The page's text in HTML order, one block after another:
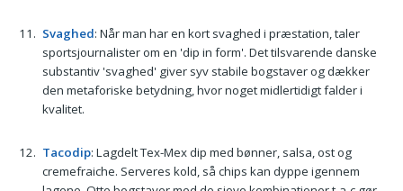
Svaghed: Når man har en kort svaghed i præstation, taler
sportsjournalister om en 'dip in form'. Det tilsvarende danske
substantiv 'svaghed' giver syv stabile bogstaver og dækker
den metaforiske betydning, hvor noget midlertidigt falder i
kvalitet.
Tacodip: Lagdelt Tex-Mex dip med bønner, salsa, ost og
cremefraiche. Serveres kold, så chips kan dyppe igennem